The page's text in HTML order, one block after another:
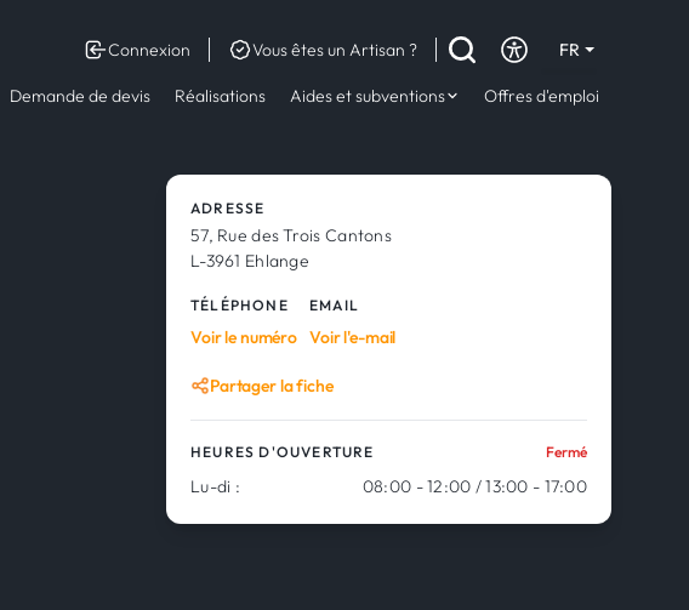
Connexion Vous êtes un Artisan ?
FR
Demande de devis Réalisations Aides et subventions Offres d'emploi
ADRESSE
57, Rue des Trois Cantons
L-3961 Ehlange
TÉLÉPHONE
Voir le numéro
EMAIL
Voir l'e-mail
Partager la fiche
HEURES D'OUVERTURE Fermé
Lu-di : 08:00 - 12:00 / 13:00 - 17:00